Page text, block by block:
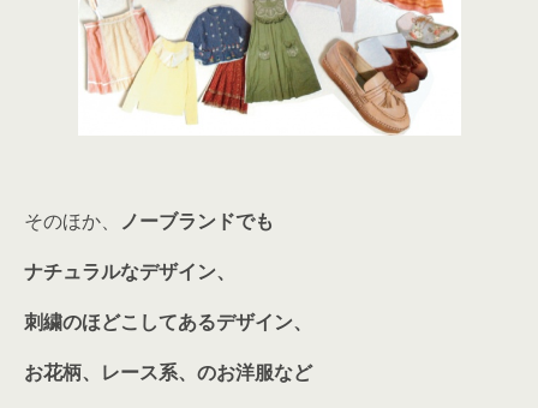
そのほか、 ノーブランドでも
ナチュラルなデザイン、
刺繍のほどこしてあるデザイン、
お花柄、レース系、のお洋服など